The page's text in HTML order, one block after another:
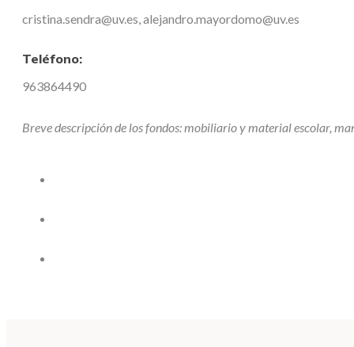
cristina.sendra@uv.es, alejandro.mayordomo@uv.es
Teléfono:
963864490
Breve descripción de los fondos: mobiliario y material escolar,